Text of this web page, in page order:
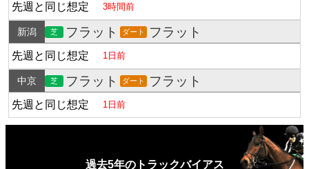
先週と同じ想定 3時間前
新潟 芝 フラット ダート フラット
先週と同じ想定 1日前
中京 芝 フラット ダート フラット
先週と同じ想定 1日前
過去5年のトラックバイアス